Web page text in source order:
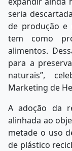
seria
de produção e
tem como
alimentos.
para a
naturais”,
Marketing de
A adoção da
alinhada ao
metade o uso
de plástico